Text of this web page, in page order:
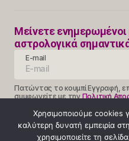
Μείνετε ενημερωμένοι
αστρολογικά
E-mail
Πατώντας το κουμπί Εγγραφή,
συμφωνείτε με τηνΠολιτική
Χρησιμοποιούμε cookies
καλύτερη δυνατή εμπειρία
χρησιμοποιείτε τη